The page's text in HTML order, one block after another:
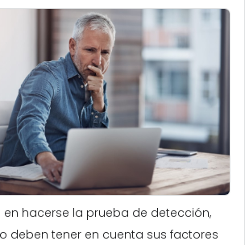
en hacerse la prueba de detección,
deben tener en cuenta sus factores